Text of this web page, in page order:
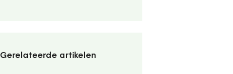
Gerelateerde artikelen